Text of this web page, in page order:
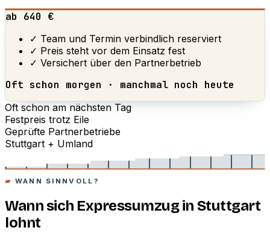
ab 640 €
✓ Team und Termin verbindlich reserviert
✓ Preis steht vor dem Einsatz fest
✓ Versichert über den Partnerbetrieb
Oft schon morgen · manchmal noch heute
Oft schon am nächsten Tag
Festpreis trotz Eile
Geprüfte Partnerbetriebe
Stuttgart + Umland
WANN SINNVOLL?
Wann sich Expressumzug in Stuttgart
lohnt